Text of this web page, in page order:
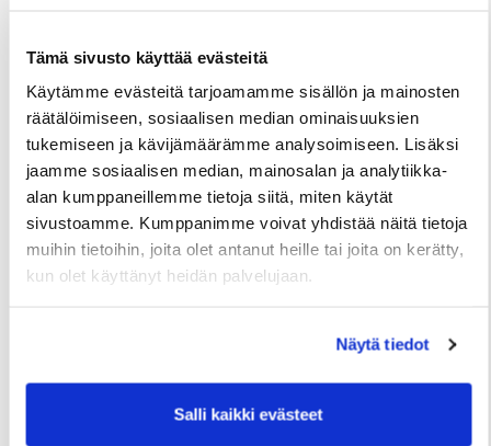
Tämä sivusto käyttää evästeitä
Käytämme evästeitä tarjoamamme sisällön ja mainosten
räätälöimiseen, sosiaalisen median ominaisuuksien
tukemiseen ja kävijämäärämme analysoimiseen. Lisäksi
jaamme sosiaalisen median, mainosalan ja analytiikka-
alan kumppaneillemme tietoja siitä, miten käytät
sivustoamme. Kumppanimme voivat yhdistää näitä tietoja
muihin tietoihin, joita olet antanut heille tai joita on kerätty,
kun olet käyttänyt heidän palvelujaan.
Näytä tiedot
Salli kaikki evästeet
Hyvä hygienia ja siitä huolehtiminen (erityisesti
käsihygienia) korostuvat.
Esimerkiksi ruoan ja lääkkeiden toimittamisesta
kannattaa sopia riskiryhmiin kuuluvien tai
mahdollisia oireita omaavien kohdalla.
Yleistä naapuriapua voi tarjota esim.Nappi
Naapurin kautta tai muissa sosiaalisen median
kanavissa.
Ilmoitustaulut ovat hyviä paikkoja kertoa